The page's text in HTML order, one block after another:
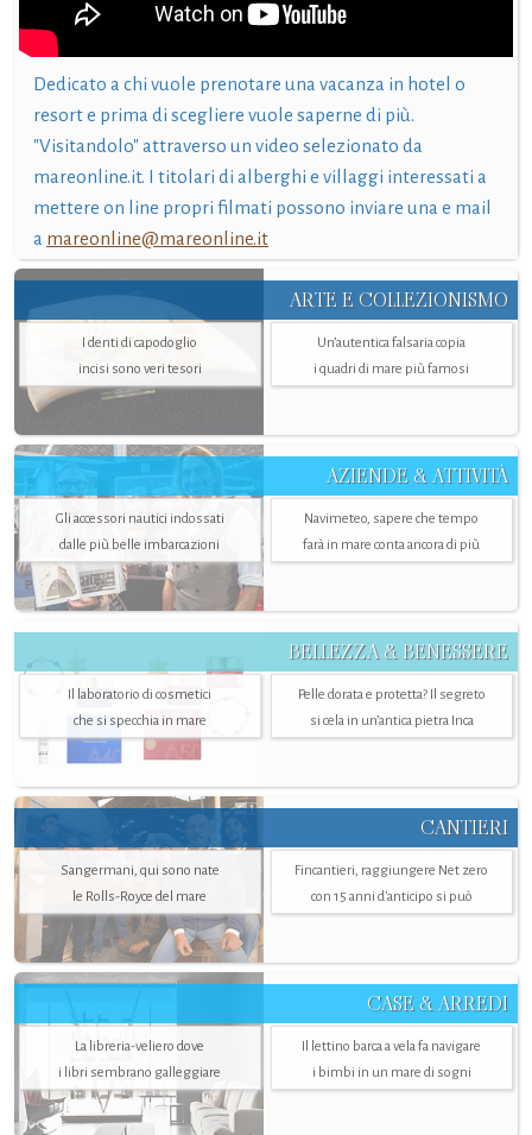
Dedicato a chi vuole prenotare una vacanza in hotel o
resort e prima di scegliere vuole saperne di più.
"Visitandolo" attraverso un video selezionato da
mareonline.it. I titolari di alberghi e villaggi interessati a
mettere on line propri filmati possono inviare una e mail
a mareonline@mareonline.it
ARTE E COLLEZIONISMO
I denti di capodoglio
incisi sono veri tesori
Un’autentica falsaria copia
i quadri di mare più famosi
AZIENDE & ATTIVITÀ
Gli accessori nautici indossati
dalle più belle imbarcazioni
Navimeteo, sapere che tempo
farà in mare conta ancora di più
BELLEZZA & BENESSERE
Il laboratorio di cosmetici
che si specchia in mare
Pelle dorata e protetta? Il segreto
si cela in un’antica pietra Inca
CANTIERI
Sangermani, qui sono nate
le Rolls-Royce del mare
Fincantieri, raggiungere Net zero
con 15 anni d'anticipo si può
CASE & ARREDI
La libreria-veliero dove
i libri sembrano galleggiare
Il lettino barca a vela fa navigare
i bimbi in un mare di sogni